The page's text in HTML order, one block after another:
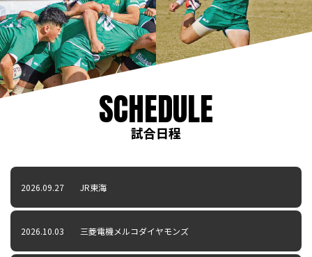
SCHEDULE
試合日程
2026.09.27 JR東海
2026.10.03 三菱電機メルコダイヤモンズ